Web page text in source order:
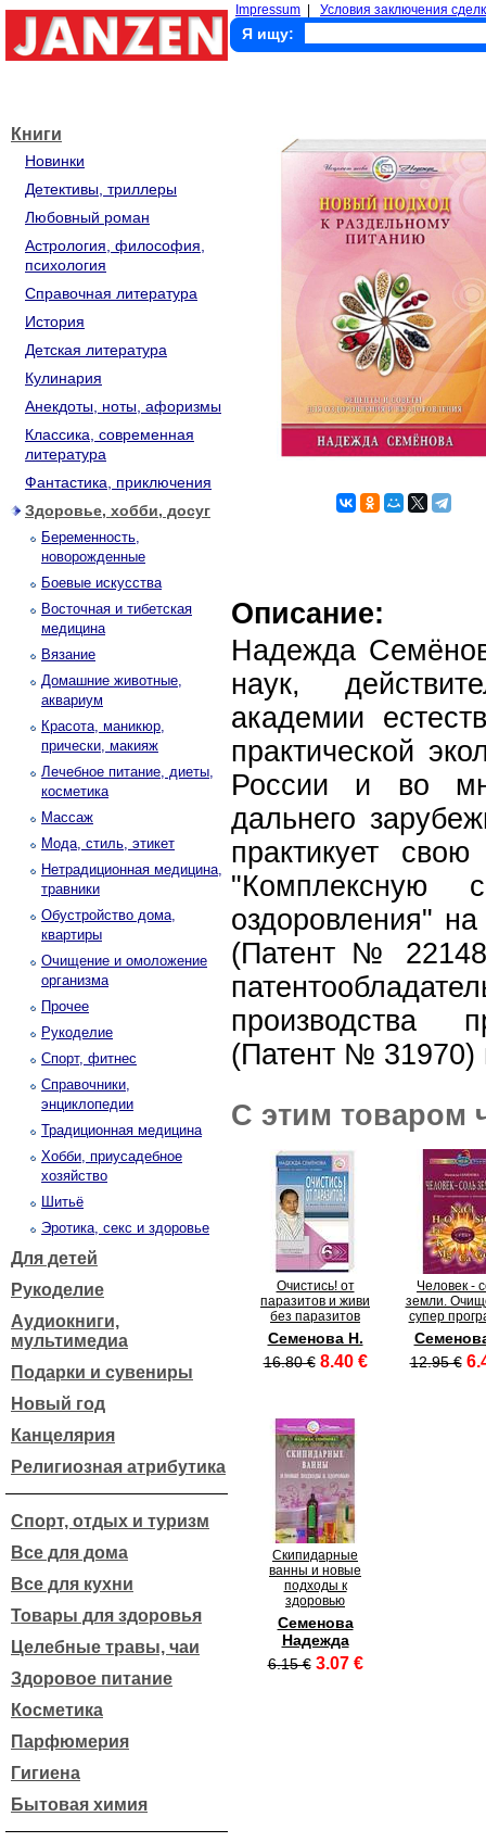
Impressum Условия заключения
Я ищу:
Книги
Новинки
Детективы, триллеры
Любовный роман
Астрология, философия,
психология
Справочная литература
История
Детская литература
Кулинария
Анекдоты, ноты, афоризмы
Классика, современная
литература
Фантастика, приключения
Здоровье, хобби, досуг
Беременность,
новорожденные
Боевые искусства
Восточная и тибетская
медицина
Вязание
Домашние животные,
аквариум
Красота, маникюр,
прически, макияж
Лечебное питание, диеты,
косметика
Массаж
Мода, стиль, этикет
Нетрадиционная медицина,
травники
Обустройство дома,
квартиры
Очищение и омоложение
организма
Прочее
Рукоделие
Спорт, фитнес
Справочники,
энциклопедии
Традиционная медицина
Хобби, приусадебное
хозяйство
Шитьё
Эротика, секс и здоровье
Для детей
Рукоделие
Аудиокниги,
мультимедиа
Подарки и сувениры
Новый год
Канцелярия
Религиозная атрибутика
Спорт, отдых и туризм
Все для дома
Все для кухни
Товары для здоровья
Целебные травы, чаи
Здоровое питание
Косметика
Парфюмерия
Гигиена
Бытовая химия
Описание:
Надежда
наук,
академии
практической
России и во
дальнего
практикует
"Комплексную
оздоровления"
(Патент №
производства
(Патент № 31970)
С этим товаром
Очистись! от
паразитов и живи
без паразитов
Семенова Н.
16.80 € 8.40 €
Человек -
земли.
супер
12.95 €
Скипидарные
ванны и новые
подходы к
здоровью
Семенова
Надежда
6.15 € 3.07 €